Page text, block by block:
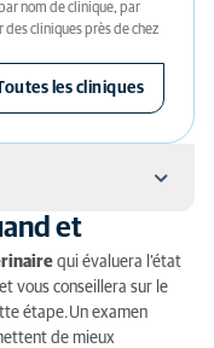
nom de clinique, par
cliniques près de chez
les cliniques
se
et
qui évaluera l’état
vous conseillera sur le
étape.Un examen
de mieux